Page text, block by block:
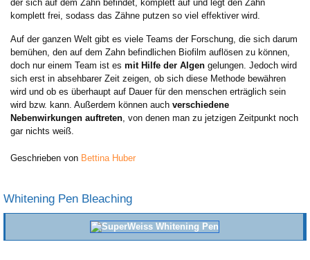
der sich auf dem Zahn befindet, komplett auf und legt den Zahn
komplett frei, sodass das Zähne putzen so viel effektiver wird.
Auf der ganzen Welt gibt es viele Teams der Forschung, die sich darum
bemühen, den auf dem Zahn befindlichen Biofilm auflösen zu können,
doch nur einem Team ist es mit Hilfe der Algen gelungen. Jedoch wird
sich erst in absehbarer Zeit zeigen, ob sich diese Methode bewähren
wird und ob es überhaupt auf Dauer für den menschen erträglich sein
wird bzw. kann. Außerdem können auch verschiedene
Nebenwirkungen auftreten, von denen man zu jetzigen Zeitpunkt noch
gar nichts weiß.
Geschrieben von Bettina Huber
Whitening Pen Bleaching